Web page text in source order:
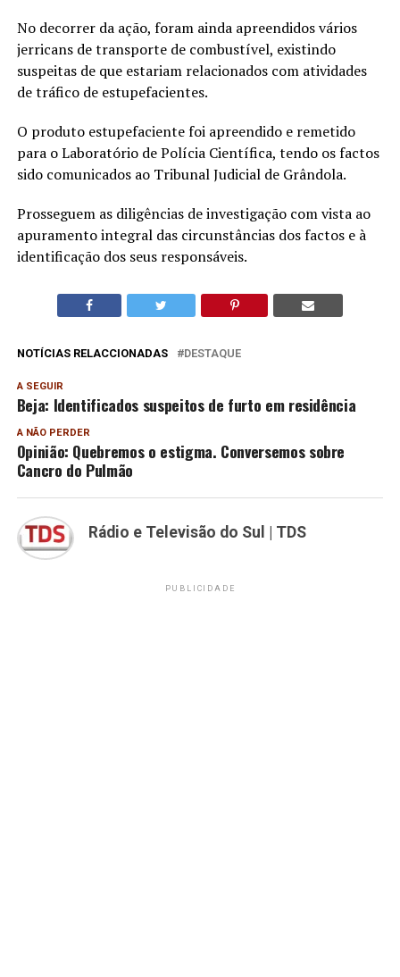
No decorrer da ação, foram ainda apreendidos vários
jerricans de transporte de combustível, existindo
suspeitas de que estariam relacionados com atividades
de tráfico de estupefacientes.
O produto estupefaciente foi apreendido e remetido
para o Laboratório de Polícia Científica, tendo os factos
sido comunicados ao Tribunal Judicial de Grândola.
Prosseguem as diligências de investigação com vista ao
apuramento integral das circunstâncias dos factos e à
identificação dos seus responsáveis.
NOTÍCIAS RELACCIONADAS DESTAQUE
A SEGUIR
Beja: Identificados suspeitos de furto em residência
A NÃO PERDER
Opinião: Quebremos o estigma. Conversemos sobre
Cancro do Pulmão
Rádio e Televisão do Sul | TDS
PUBLICIDADE